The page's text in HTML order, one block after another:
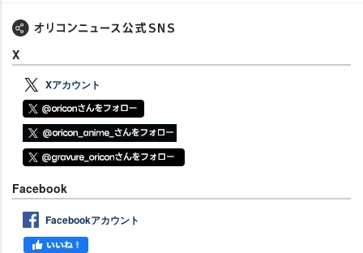
X
Xアカウント
Facebook
Facebookアカウント